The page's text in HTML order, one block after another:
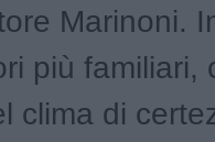
Marinoni.
più familiari,
clima di